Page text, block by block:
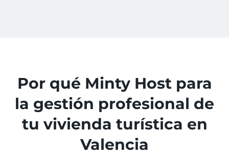
Por qué Minty Host para
la gestión profesional de
tu vivienda turística en
Valencia